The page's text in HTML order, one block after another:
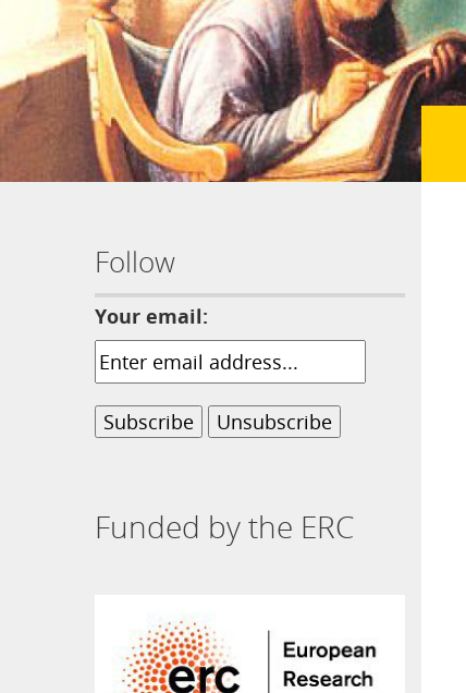
Follow
Your email:
Funded by the ERC